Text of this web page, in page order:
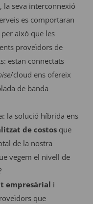
seva interconnexió
es comportaran
això que les
proveïdors de
estan connectats
/cloud ens ofereix
de banda
la solució híbrida ens
de costos que
de la nostra
vegem el nivell de
empresàrial i
que